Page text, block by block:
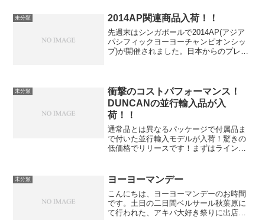
は強くなるばかり。朝から降...
未分類 2014AP関連商品入荷！！
先週末はシンガポールで2014AP(アジア
パシフィックヨーヨーチャンピオンシッ
プ)が開催されました。日本からのプレイ
2014A...
未分類
衝撃のコストパフォーマンス！
DUNCANの並行輸入品が入
荷！！
通常品とは異なるパッケージで付属品ま
で付いた並行輸入モデルが入荷！驚きの
低価格でリリースです！まずはラインナ
日44CLASHで先行版が...
未分類 ヨーヨーマンデー
こんにちは、ヨーヨーマンデーのお時間
です。土日の二日間ベルサール秋葉原に
て行われた、アキバ大好き祭りに出店し